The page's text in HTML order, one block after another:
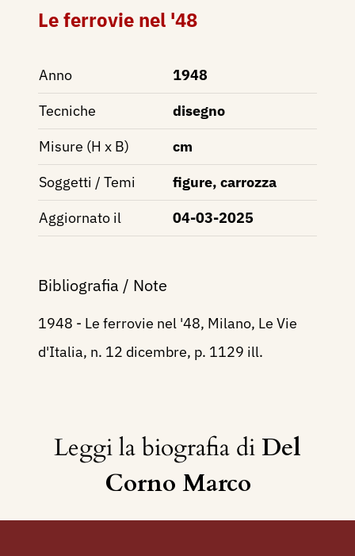
Le ferrovie nel '48
Anno
1948
Tecniche
disegno
Misure (H x B)
cm
Soggetti / Temi
figure, carrozza
Aggiornato il
04-03-2025
Bibliografia / Note
1948 - Le ferrovie nel '48, Milano, Le Vie
d'Italia, n. 12 dicembre, p. 1129 ill.
Leggi la biografia diDel
Corno Marco